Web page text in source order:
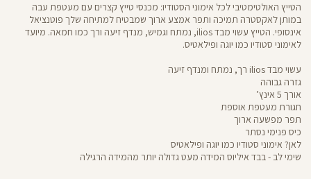
הטייץ האולטימטיבי לכל אימוני הסטודיו: מכנסי טייץ קצרים עם מעטפת עבה
במותן לאקסטרה תמיכה ותפר אמצע ארוך שמבטיח למתיחה שלך פוטנציאל
אינסופי. הטייץ עשוי מבד ilios, נמתח וגמיש, מנדף זיעה ורך כמו חמאה. מיועד
לאימוני סטודיו כמו יוגה ופילאטיס.
עשוי מבד ilios רך, נמתח ומנדף זיעה
גזרה גבוהה
אורך 5 אינץ’
חגורת מעטפת אוספת
תפר מפשעה ארוך
כיס פנימי נסתר
לאן? אימוני סטודיו כמו יוגה ופילאטיס
שימי לב - בבד איליוס המידה מעט גדולה יותר מהמידה הרגילה